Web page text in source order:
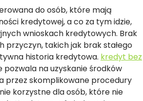
do osób, które mają
kredytowej, a co za tym idzie,
wnioskach kredytowych. Brak
przyczyn, takich jak brak stałego
historia kredytowa. kredyt bez
pozwala na uzyskanie środków
przez skomplikowane procedury
korzystne dla osób, które nie